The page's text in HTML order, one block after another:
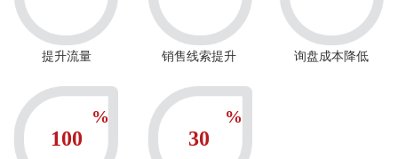
提升流量 销售线索提升 询盘成本降低
%
100
%
30